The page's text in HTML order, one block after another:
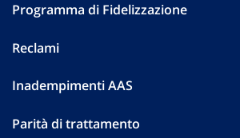
Programma di Fidelizzazione
Reclami
Inadempimenti AAS
Parità di trattamento